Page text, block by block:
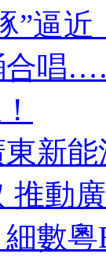
”逼
合唱
新
推動
數